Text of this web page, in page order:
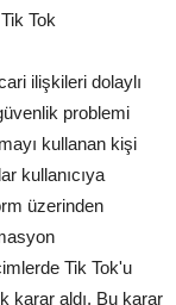
Tok
ilişkileri dolaylı
problemi
kullanan kişi
kullanıcıya
üzerinden
Tik Tok'u
karar aldı. Bu karar